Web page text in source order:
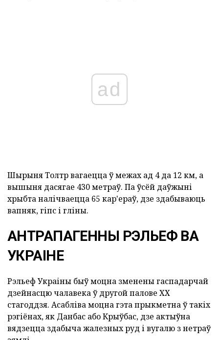
ad
Шырыня Толтр вагаецца ў межах ад 4 да 12 км, а
вышыня дасягае 430 метраў. Па ўсёй даўжыні
хрыбта налічваецца 65 кар'ераў, дзе здабываюць
вапняк, гіпс і гліны.
АНТРАПАГЕННЫ РЭЛЬЕФ ВА
УКРАІНЕ
Рэльеф Украіны быў моцна зменены гаспадарчай
дзейнасцю чалавека ў другой палове ХХ
стагоддзя. Асабліва моцна гэта прыкметна ў такіх
рэгіёнах, як Данбас або Крыўбас, дзе актыўна
вядзецца здабыча жалезных руд і вугалю з нетраў